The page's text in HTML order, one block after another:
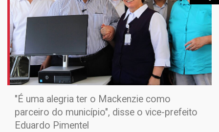
"É uma alegria ter o Mackenzie como
parceiro do município", disse o vice-prefeito
Eduardo Pimentel